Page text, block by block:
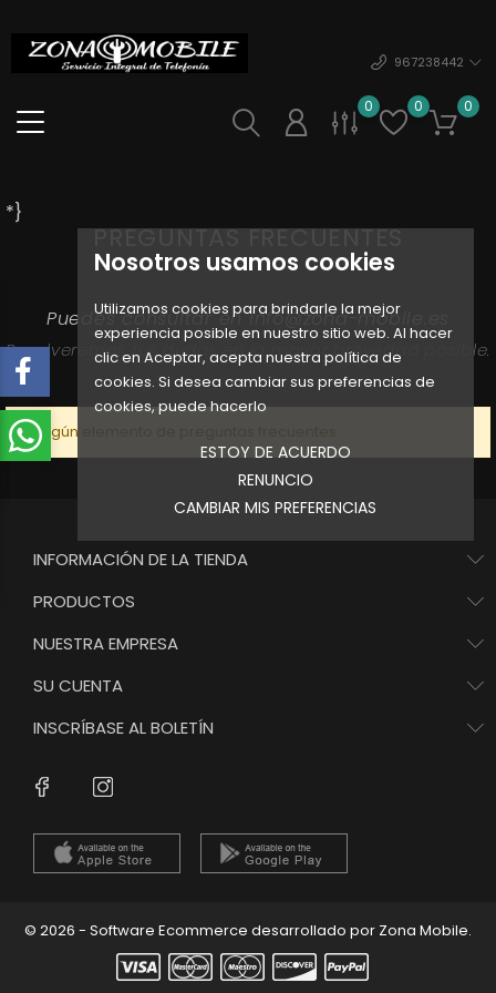
Nosotros usamos cookies
Utilizamos cookies para brindarle la mejor
experiencia posible en nuestro sitio web. Al hacer
clic en Aceptar, acepta nuestra política de
cookies. Si desea cambiar sus preferencias de
cookies, puede hacerlo
ESTOY DE ACUERDO
RENUNCIO
CAMBIAR MIS PREFERENCIAS
967238442
0 0 0
*}
PREGUNTAS FRECUENTES
Puedes consultar en info@zona-mobile.es
Resolveremos tus dudas en la mayor brevedad posible.
Ningún elemento de preguntas frecuentes
INFORMACIÓN DE LA TIENDA
PRODUCTOS
NUESTRA EMPRESA
SU CUENTA
INSCRÍBASE AL BOLETÍN
© 2026 - Software Ecommerce desarrollado por Zona Mobile.